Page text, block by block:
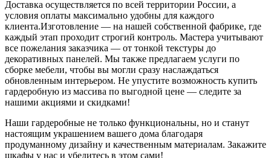
Доставка осуществляется по всей территории России, а
условия оплаты максимально удобны для каждого
клиента.Изготовление — на нашей собственной фабрике, где
каждый этап проходит строгий контроль. Мастера учитывают
все пожелания заказчика — от тонкой текстуры до
декоративных панелей. Мы также предлагаем услуги по
сборке мебели, чтобы вы могли сразу наслаждаться
обновленным интерьером. Не упустите возможность купить
гардеробную из массива по выгодной цене — следите за
нашими акциями и скидками!
Наши гардеробные не только функциональны, но и станут
настоящим украшением вашего дома благодаря
продуманному дизайну и качественным материалам. Закажите
шкафы у нас и убедитесь в этом сами!